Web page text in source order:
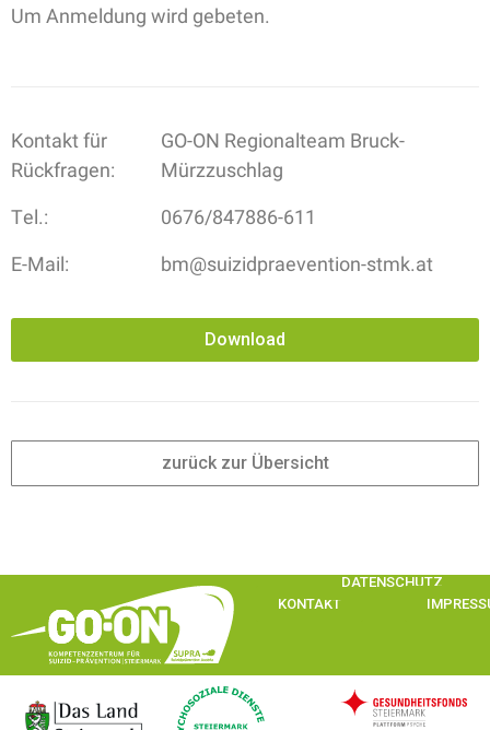
Um Anmeldung wird gebeten.
Kontakt für
Rückfragen:
GO-ON Regionalteam Bruck-
Mürzzuschlag
Tel.:
0676/847886-611
E-Mail:
bm@suizidpraevention-stmk.at
Download
zurück zur Übersicht
KONTAKT
DATENSCHUTZ